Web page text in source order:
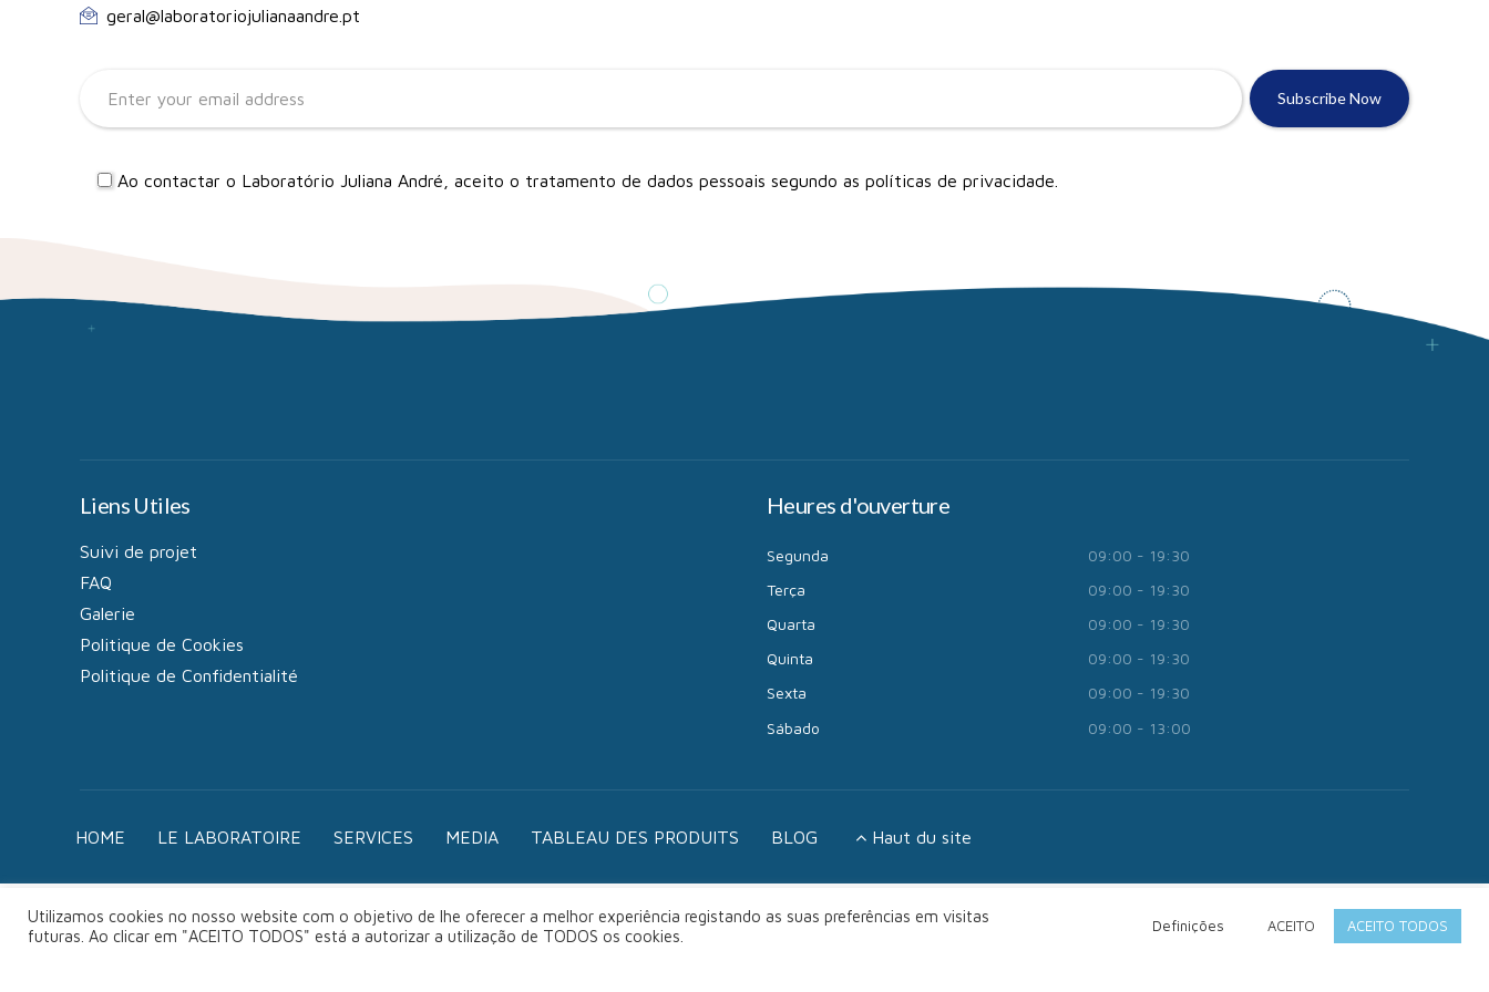
geral@laboratoriojulianaandre.pt
Ao contactar o Laboratório Juliana André, aceito o tratamento de dados pessoais segundo as políticas de privacidade
Liens Utiles
Suivi de projet
FAQ
Galerie
Politique de Cookies
Politique de Confidentialité
Heures d'ouverture
Segunda
09:00 - 19:30
Terça
09:00 - 19:30
Quarta
09:00 - 19:30
Quinta
09:00 - 19:30
Sexta
09:00 - 19:30
Sábado
09:00 - 13:00
HOME LE LABORATOIRE SERVICES MEDIA TABLEAU DES PRODUITS BLOG Haut du site
Utilizamos cookies no nosso website com o objetivo de lhe oferecer a melhor experiência registando as suas preferências em visitas
futuras. Ao clicar em "ACEITO TODOS" está a autorizar a utilização de TODOS os cookies.
Definições ACEITO ACEITO TODOS